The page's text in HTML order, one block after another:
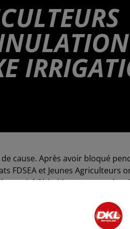
cause. Après avoir bloqué
FDSEA et Jeunes Agriculteurs
comité Rhin-Meuse en octobre
de Strasbourg ce mardi 13
adapter cette redevance aux